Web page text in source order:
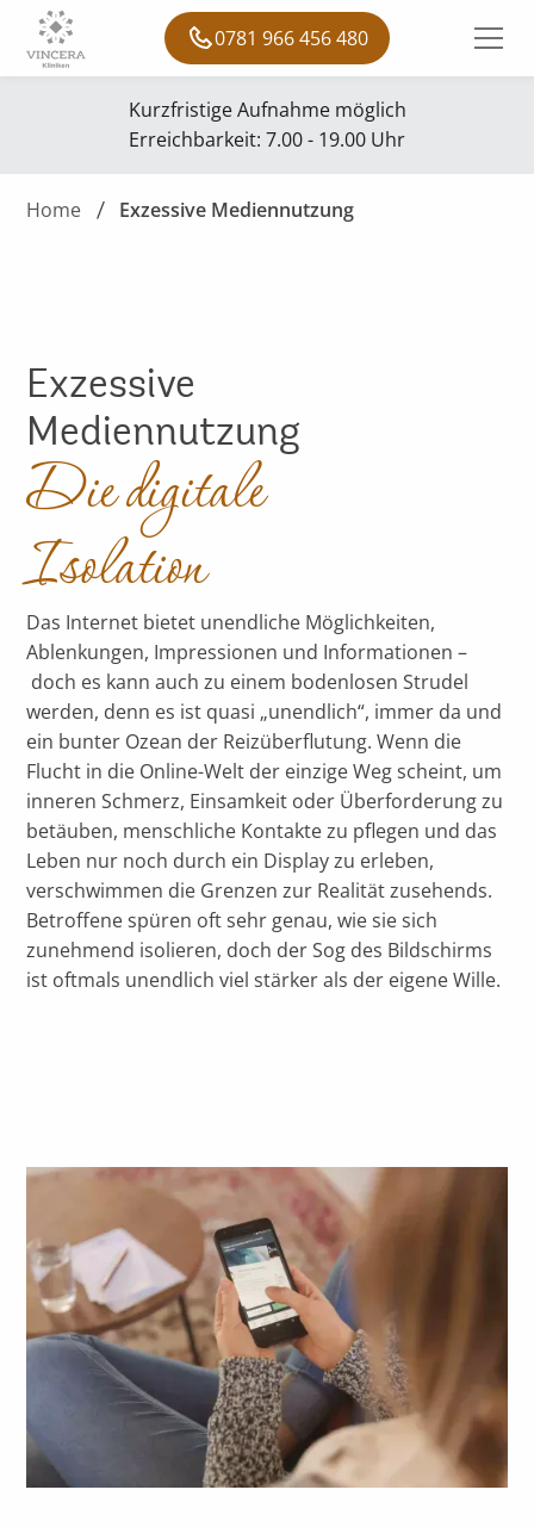
0781 966 456 480
Kurzfristige Aufnahme möglich
Erreichbarkeit: 7.00 - 19.00 Uhr
Home Exzessive Mediennutzung
Exzessive
Mediennutzung
Die digitale
Isolation
Das Internet bietet unendliche Möglichkeiten,
Ablenkungen, Impressionen und Informationen –
doch es kann auch zu einem bodenlosen Strudel
werden, denn es ist quasi „unendlich“, immer da und
ein bunter Ozean der Reizüberflutung. Wenn die
Flucht in die Online-Welt der einzige Weg scheint, um
inneren Schmerz, Einsamkeit oder Überforderung zu
betäuben, menschliche Kontakte zu pflegen und das
Leben nur noch durch ein Display zu erleben,
verschwimmen die Grenzen zur Realität zusehends.
Betroffene spüren oft sehr genau, wie sie sich
zunehmend isolieren, doch der Sog des Bildschirms
ist oftmals unendlich viel stärker als der eigene Wille.